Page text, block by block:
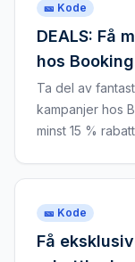
🎫 Kode
DEALS: Få
hos
Ta del av
kampanjer hos
minst 15 %
🎫 Kode
Få